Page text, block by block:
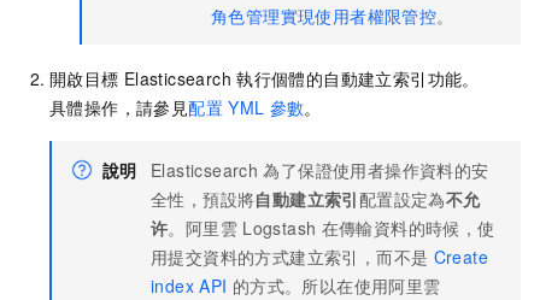
角色管理實現使用者權限管控。
開啟目標 Elasticsearch 執行個體的自動建立索引功能。
具體操作，請參見配置 YML 參數。
說明 Elasticsearch 為了保證使用者操作資料的安
全性，預設將自動建立索引配置設定為不允
许。阿里雲 Logstash 在傳輸資料的時候，使
用提交資料的方式建立索引，而不是 Create
index API 的方式。所以在使用阿里雲